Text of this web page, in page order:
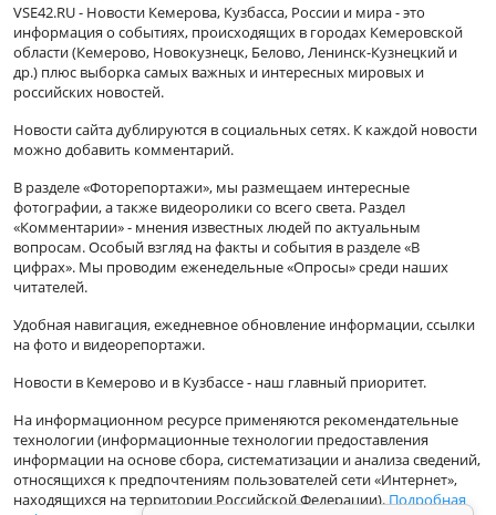
VSE42.RU - Новости Кемерова, Кузбасса, России и мира - это
информация о событиях, происходящих в городах Кемеровской
области (Кемерово, Новокузнецк, Белово, Ленинск-Кузнецкий и
др.) плюс выборка самых важных и интересных мировых и
российских новостей.
Новости сайта дублируются в социальных сетях. К каждой новости
можно добавить комментарий.
В разделе «Фоторепортажи», мы размещаем интересные
фотографии, а также видеоролики со всего света. Раздел
«Комментарии» - мнения известных людей по актуальным
вопросам. Особый взгляд на факты и события в разделе «В
цифрах». Мы проводим еженедельные «Опросы» среди наших
читателей.
Удобная навигация, ежедневное обновление информации, ссылки
на фото и видеорепортажи.
Новости в Кемерово и в Кузбассе - наш главный приоритет.
На информационном ресурсе применяются рекомендательные
технологии (информационные технологии предоставления
информации на основе сбора, систематизации и анализа сведений,
относящихся к предпочтениям пользователей сети «Интернет»,
находящихся на территории Российской Федерации). Подробная